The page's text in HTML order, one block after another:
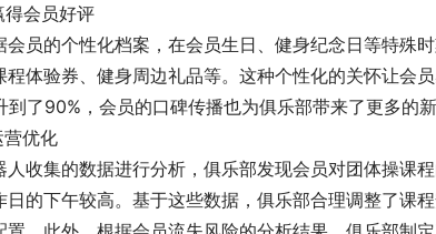
得会员好评
会员的个性化档案，在会员生日、健身纪念日等特殊
程体验券、健身周边礼品等。这种个性化的关怀让会
到了90%，会员的口碑传播也为俱乐部带来了更多的新
营优化
人收集的数据进行分析，俱乐部发现会员对团体操课
日的下午较高。基于这些数据，俱乐部合理调整了课